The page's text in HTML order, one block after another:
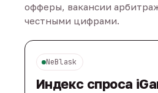
офферы, вакансии
честными цифрами.
NeBlask
Индекс спроса